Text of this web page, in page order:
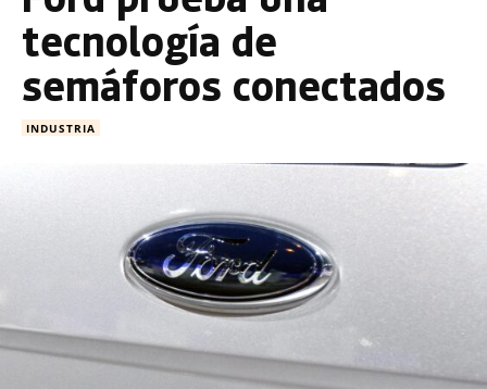
tecnología de
semáforos conectados
INDUSTRIA